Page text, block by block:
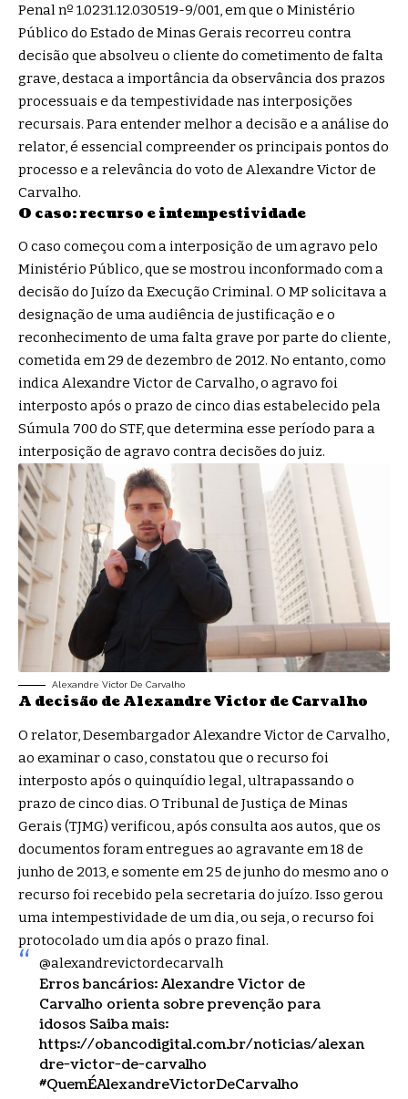
Penal nº 1.0231.12.030519-9/001, em que o Ministério
Público do Estado de Minas Gerais recorreu contra
decisão que absolveu o cliente do cometimento de falta
grave, destaca a importância da observância dos prazos
processuais e da tempestividade nas interposições
recursais. Para entender melhor a decisão e a análise do
relator, é essencial compreender os principais pontos do
processo e a relevância do voto de Alexandre Victor de
Carvalho.
O caso: recurso e intempestividade
O caso começou com a interposição de um agravo pelo
Ministério Público, que se mostrou inconformado com a
decisão do Juízo da Execução Criminal. O MP solicitava a
designação de uma audiência de justificação e o
reconhecimento de uma falta grave por parte do cliente,
cometida em 29 de dezembro de 2012. No entanto, como
indica Alexandre Victor de Carvalho, o agravo foi
interposto após o prazo de cinco dias estabelecido pela
Súmula 700 do STF, que determina esse período para a
interposição de agravo contra decisões do juiz.
Alexandre Victor De Carvalho
A decisão de Alexandre Victor de Carvalho
O relator, Desembargador Alexandre Victor de Carvalho,
ao examinar o caso, constatou que o recurso foi
interposto após o quinquídio legal, ultrapassando o
prazo de cinco dias. O Tribunal de Justiça de Minas
Gerais (TJMG) verificou, após consulta aos autos, que os
documentos foram entregues ao agravante em 18 de
junho de 2013, e somente em 25 de junho do mesmo ano o
recurso foi recebido pela secretaria do juízo. Isso gerou
uma intempestividade de um dia, ou seja, o recurso foi
protocolado um dia após o prazo final.
@alexandrevictordecarvalh
Erros bancários: Alexandre Victor de
Carvalho orienta sobre prevenção para
idosos Saiba mais:
https://obancodigital.com.br/noticias/alexan
dre-victor-de-carvalho
#QuemÉAlexandreVictorDeCarvalho